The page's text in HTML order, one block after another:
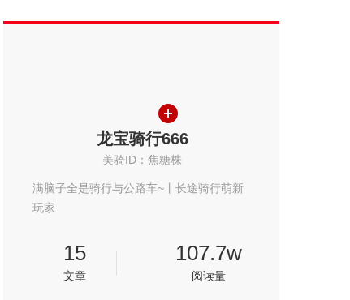
龙宝骑行666
美骑ID：焦糖株
满脑子全是骑行与公路车~丨长途骑行萌新
玩家
15
文章
107.7w
阅读量